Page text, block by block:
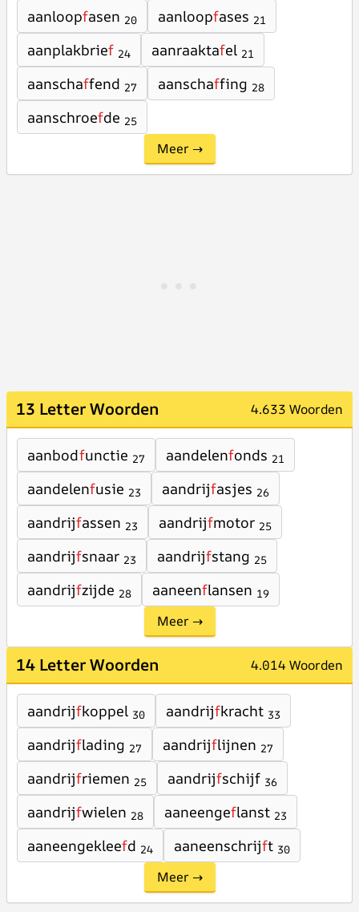
aanloopfasen 20 aanloopfases 21
aanplakbrief 24 aanraaktafel 21
aanschaffend 27 aanschaffing 28
aanschroefde 25
Meer →
13 Letter Woorden 4.633 Woorden
aanbodfunctie 27 aandelenfonds 21
aandelenfusie 23 aandrijfasjes 26
aandrijfassen 23 aandrijfmotor 25
aandrijfsnaar 23 aandrijfstang 25
aandrijfzijde 28 aaneenflansen 19
Meer →
14 Letter Woorden 4.014 Woorden
aandrijfkoppel 30 aandrijfkracht 33
aandrijflading 27 aandrijflijnen 27
aandrijfriemen 25 aandrijfschijf 36
aandrijfwielen 28 aaneengeflanst 23
aaneengekleefd 24 aaneenschrijft 30
Meer →